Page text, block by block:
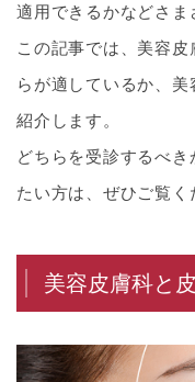
適用できるかなどさま
この記事では、美容
らが適しているか、
紹介します。
どちらを受診するべ
たい方は、ぜひご覧く
美容皮膚科と